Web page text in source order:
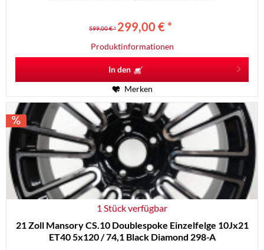
599,00 € * 299,00 € *
Produktinformationen
In den
Merken
1 Stück verfügbar
21 Zoll Mansory CS.10 Doublespoke Einzelfelge 10Jx21
ET40 5x120 / 74,1 Black Diamond 298-A